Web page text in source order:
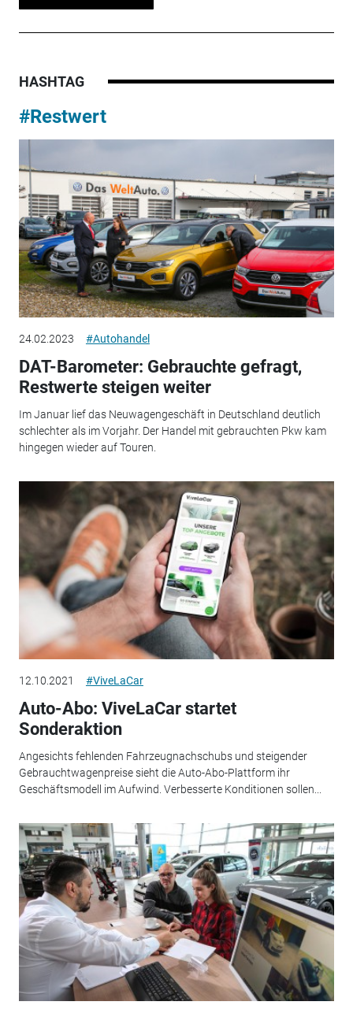
HASHTAG
#Restwert
24.02.2023 #Autohandel
DAT-Barometer: Gebrauchte gefragt,
Restwerte steigen weiter
Im Januar lief das Neuwagengeschäft in Deutschland deutlich
schlechter als im Vorjahr. Der Handel mit gebrauchten Pkw kam
hingegen wieder auf Touren.
12.10.2021 #ViveLaCar
Auto-Abo: ViveLaCar startet
Sonderaktion
Angesichts fehlenden Fahrzeugnachschubs und steigender
Gebrauchtwagenpreise sieht die Auto-Abo-Plattform ihr
Geschäftsmodell im Aufwind. Verbesserte Konditionen sollen...